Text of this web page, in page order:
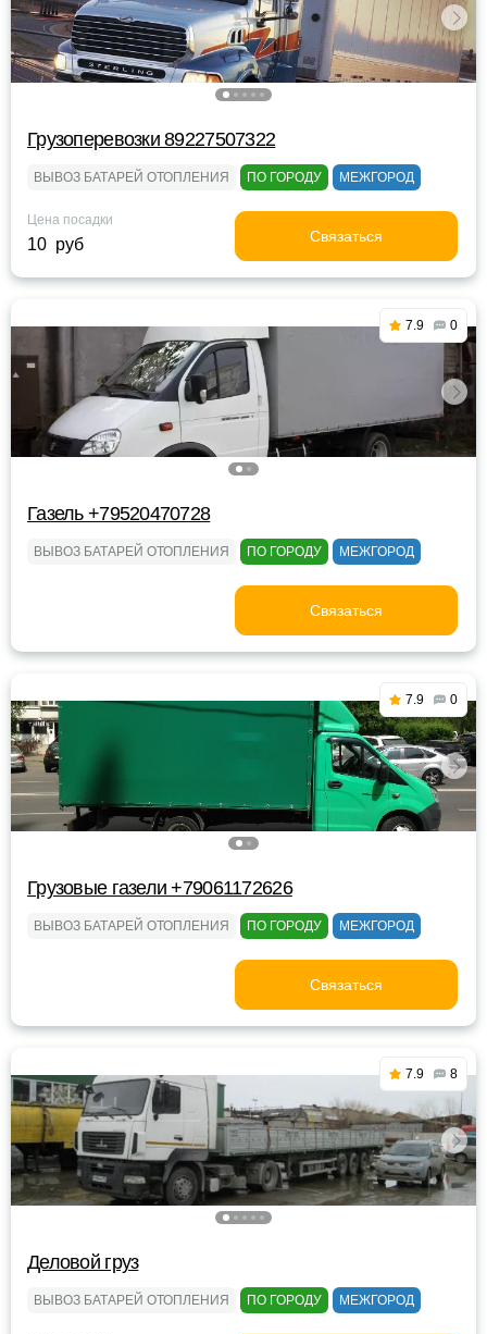
Грузоперевозки 89227507322
ВЫВОЗ БАТАРЕЙ ОТОПЛЕНИЯ ПО ГОРОДУ МЕЖГОРОД
Цена посадки
10 руб Связаться
7.9 0
Газель +79520470728
ВЫВОЗ БАТАРЕЙ ОТОПЛЕНИЯ ПО ГОРОДУ МЕЖГОРОД
Связаться
7.9 0
Грузовые газели +79061172626
ВЫВОЗ БАТАРЕЙ ОТОПЛЕНИЯ ПО ГОРОДУ МЕЖГОРОД
Связаться
7.9 8
Деловой груз
ВЫВОЗ БАТАРЕЙ ОТОПЛЕНИЯ ПО ГОРОДУ МЕЖГОРОД